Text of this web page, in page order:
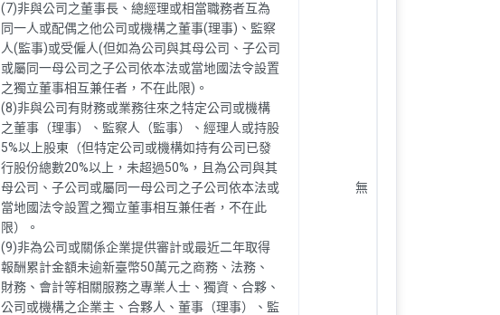
(7)非與公司之董事長、總經理或相當職務者互為
同一人或配偶之他公司或機構之董事(理事)、監察
人(監事)或受僱人(但如為公司與其母公司、子公司
或屬同一母公司之子公司依本法或當地國法令設置
之獨立董事相互兼任者，不在此限)。
(8)非與公司有財務或業務往來之特定公司或機構
之董事（理事）、監察人（監事）、經理人或持股
5%以上股東（但特定公司或機構如持有公司已發
行股份總數20%以上，未超過50%，且為公司與其
母公司、子公司或屬同一母公司之子公司依本法或
當地國法令設置之獨立董事相互兼任者，不在此
限）。
(9)非為公司或關係企業提供審計或最近二年取得
報酬累計金額未逾新臺幣50萬元之商務、法務、
財務、會計等相關服務之專業人士、獨資、合夥、
公司或機構之企業主、合夥人、董事（理事）、監
無